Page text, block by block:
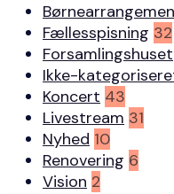
Fællesspisning 32
Forsamlingshuset
Ikke-
Koncert 43
Livestream 31
Nyhed 10
Renovering 6
Vision 2